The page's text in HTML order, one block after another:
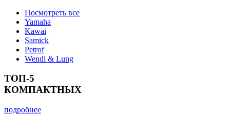
Посмотреть все
Yamaha
Kawai
Samick
Petrof
Wendl & Lung
ТОП-5
КОМПАКТНЫХ
подробнее